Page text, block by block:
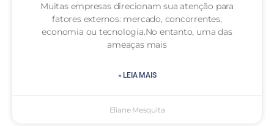
Muitas empresas direcionam sua atenção para
fatores externos: mercado, concorrentes,
economia ou tecnologia.No entanto, uma das
ameaças mais
» LEIA MAIS
Eliane Mesquita